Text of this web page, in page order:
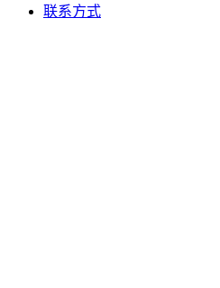
联系方式